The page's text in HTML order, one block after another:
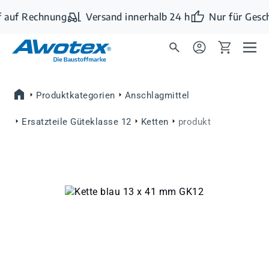
Zum Hauptinhalt springen
Rechnung Versand innerhalb 24 h Nur für
Produktkategorien Anschlagmittel
Ersatzteile Güteklasse 12 Ketten produkt
Bildergalerie überspringen